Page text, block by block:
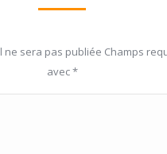
ne sera pas publiée Champs
avec*